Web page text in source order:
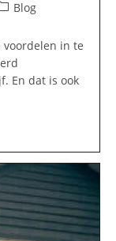
Blog
in te
En dat is ook